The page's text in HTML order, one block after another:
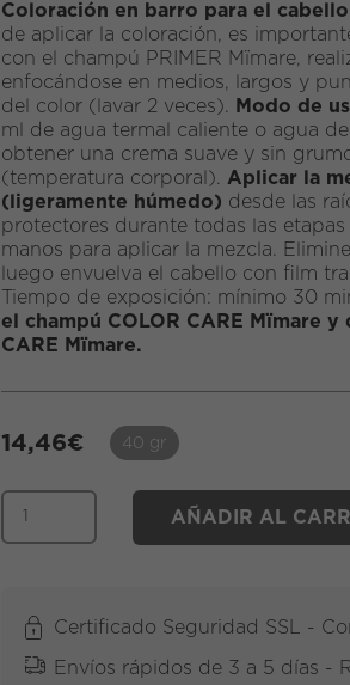
Coloración en barro para el
de aplicar la coloración, es
con el champú PRIMER Mïmare,
enfocándose en medios, largos y
del color (lavar 2 veces).
Modo de
ml de agua termal caliente o agua
obtener una crema suave y sin
(temperatura corporal). Aplicar la
(ligeramente húmedo) desde las
protectores durante todas las
manos para aplicar la mezcla.
luego envuelva el cabello con film
Tiempo de exposición: mínimo 30
el champú COLOR CARE Mïmare
CARE Mïmare.
14,46€ 40 gr
AÑADIR AL
Certificado Seguridad SSL -
Envíos rápidos de 3 a 5 días -